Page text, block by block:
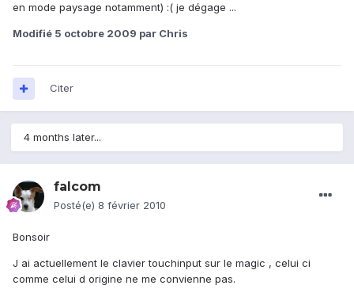
en mode paysage notamment) :( je dégage ...
Modifié 5 octobre 2009 par Chris
Citer
4 months later...
falcom
Posté(e) 8 février 2010
Bonsoir
J ai actuellement le clavier touchinput sur le magic , celui ci
comme celui d origine ne me convienne pas.